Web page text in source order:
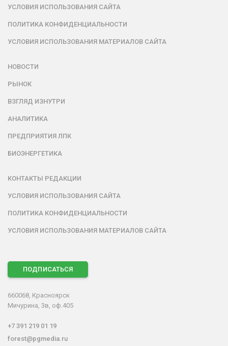
УСЛОВИЯ ИСПОЛЬЗОВАНИЯ САЙТА
ПОЛИТИКА КОНФИДЕНЦИАЛЬНОСТИ
УСЛОВИЯ ИСПОЛЬЗОВАНИЯ МАТЕРИАЛОВ САЙТА
НОВОСТИ
РЫНОК
ВЗГЛЯД ИЗНУТРИ
АНАЛИТИКА
ПРЕДПРИЯТИЯ ЛПК
БИОЭНЕРГЕТИКА
КОНТАКТЫ РЕДАКЦИИ
УСЛОВИЯ ИСПОЛЬЗОВАНИЯ САЙТА
ПОЛИТИКА КОНФИДЕНЦИАЛЬНОСТИ
УСЛОВИЯ ИСПОЛЬЗОВАНИЯ МАТЕРИАЛОВ САЙТА
ПОДПИСАТЬСЯ
660068, Красноярск
Мичурина, 3в, оф.405
+7 391 219 01 19
forest@pgmedia.ru